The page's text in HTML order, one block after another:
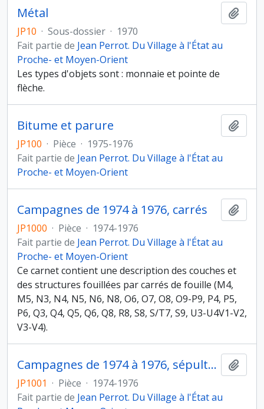
Métal
JP10 · Sous-dossier · 1970
Fait partie de Jean Perrot. Du Village à l'État au
Proche- et Moyen-Orient
Les types d'objets sont : monnaie et pointe de
flèche.
Bitume et parure
JP100 · Pièce · 1975-1976
Fait partie de Jean Perrot. Du Village à l'État au
Proche- et Moyen-Orient
Campagnes de 1974 à 1976, carrés
JP1000 · Pièce · 1974-1976
Fait partie de Jean Perrot. Du Village à l'État au
Proche- et Moyen-Orient
Ce carnet contient une description des couches et
des structures fouillées par carrés de fouille (M4,
M5, N3, N4, N5, N6, N8, O6, O7, O8, O9-P9, P4, P5,
P6, Q3, Q4, Q5, Q6, Q8, R8, S8, S/T7, S9, U3-U4V1-V2,
V3-V4).
Campagnes de 1974 à 1976, sépultures (Homo)
JP1001 · Pièce · 1974-1976
Fait partie de Jean Perrot. Du Village à l'État au